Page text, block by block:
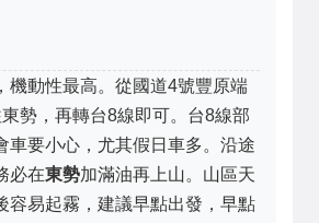
機動性最高。從國道4號豐原端
勢，再轉台8線即可。台8線部
車要小心，尤其假日車多。沿途
必在東勢加滿油再上山。山區天
容易起霧，建議早點出發，早點